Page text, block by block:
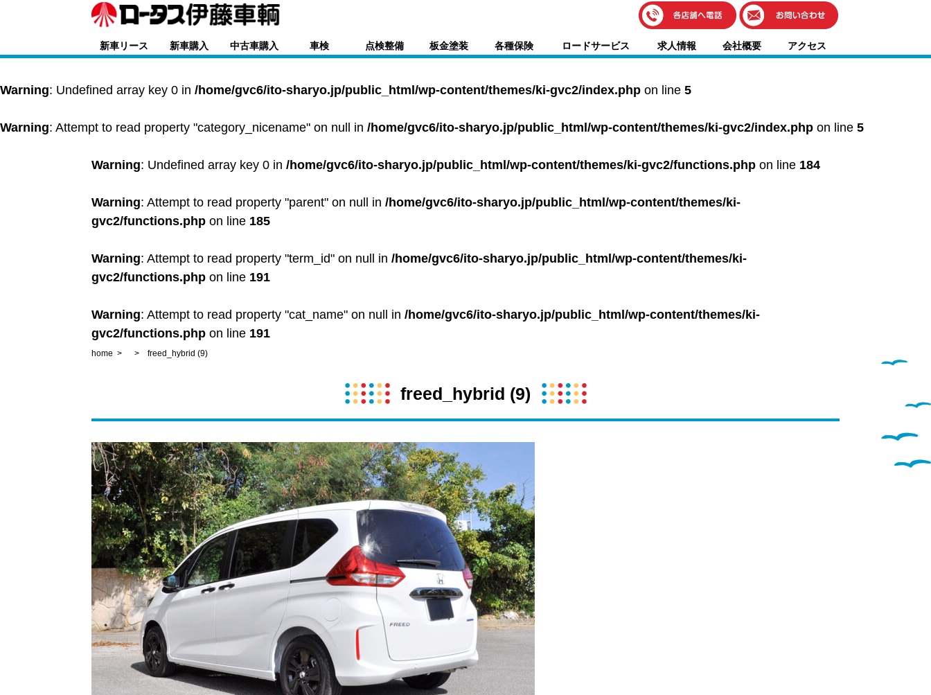
伊藤車輌（本社）
050-5851-0337
050-5851-0338
レスキューセンター
（年中無休24h対応）
新車リース 新車購入 中古車購入 車検 点検整備 板金塗装 各種保険 ロードサービス 求人情報 会社概要 アクセス
Warning: Undefined array key 0 in /home/gvc6/ito-sharyo.jp/public_html/wp-content/themes/ki-gvc2/index.php on line 5
Warning: Attempt to read property "category_nicename" on null in /home/gvc6/ito-sharyo.jp/public_html/wp-content/themes/ki-gvc2/index.php on line 5
Warning: Undefined array key 0 in /home/gvc6/ito-sharyo.jp/public_html/wp-content/themes/ki-gvc2/functions.php on line 184
Warning: Attempt to read property "parent" on null in /home/gvc6/ito-sharyo.jp/public_html/wp-content/themes/ki-
gvc2/functions.php on line 185
Warning: Attempt to read property "term_id" on null in /home/gvc6/ito-sharyo.jp/public_html/wp-content/themes/ki-
gvc2/functions.php on line 191
Warning: Attempt to read property "cat_name" on null in /home/gvc6/ito-sharyo.jp/public_html/wp-content/themes/ki-
gvc2/functions.php on line 191
home freed_hybrid (9)
freed_hybrid (9)